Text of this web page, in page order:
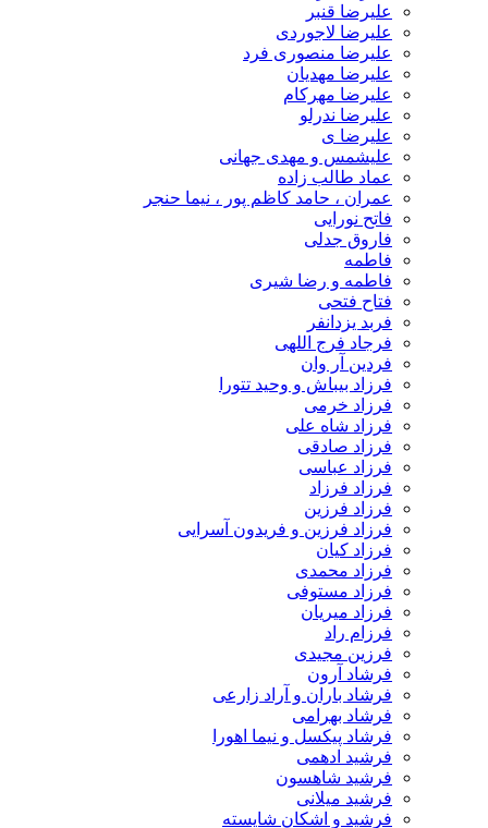
علیرضا قنبر
علیرضا لاجوردی
علیرضا منصوری فرد
علیرضا مهدیان
علیرضا مهرکام
علیرضا ندرلو
علیرضا ی
علیشمس و مهدی جهانی
عماد طالب زاده
عمران ، حامد کاظم پور ، نیما حنجر
فاتح نورایی
فاروق جدلی
فاطمه
فاطمه و رضا شیری
فتاح فتحی
فربد یزدانفر
فرجاد فرج اللهی
فردین آر وان
فرزاد بیباش و وحید تتورا
فرزاد خرمی
فرزاد شاه علی
فرزاد صادقی
فرزاد عباسی
فرزاد فرزاد
فرزاد فرزین
فرزاد فرزین و فریدون آسرایی
فرزاد کیان
فرزاد محمدی
فرزاد مستوفی
فرزاد میریان
فرزام راد
فرزین مجیدی
فرشاد آرون
فرشاد باران و آراد زارعی
فرشاد بهرامی
فرشاد پیکسل و نیما اهورا
فرشید ادهمی
فرشید شاهسون
فرشید میلانی
فرشید و اشکان شایسته